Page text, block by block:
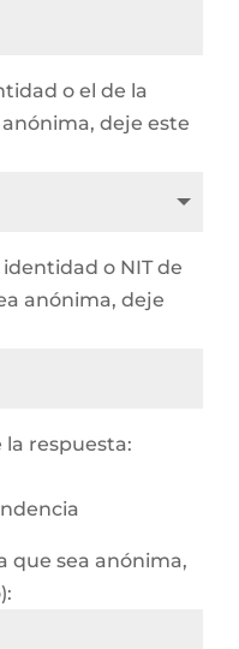
o el de la
deje este
o NIT de
anónima, deje
respuesta:
que sea anónima,